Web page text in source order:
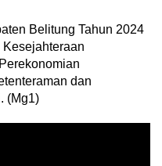
Belitung Tahun 2024
Kesejahteraan
dan
(Mg1)